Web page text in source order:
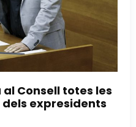
Consell totes les
expresidents